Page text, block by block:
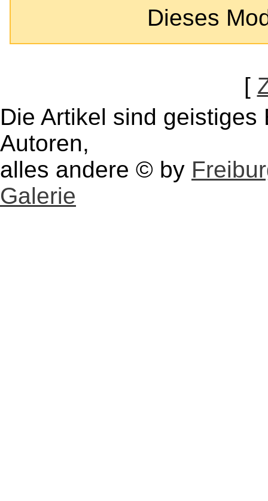
Dieses
[
Die Artikel sind
Autoren,
alles andere © by
Galerie